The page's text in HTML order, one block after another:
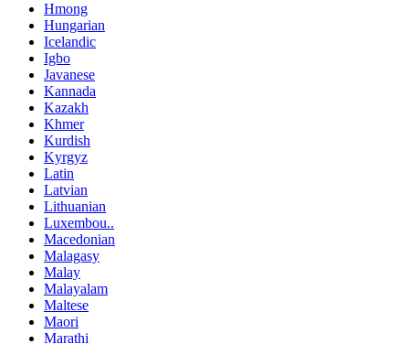
Hmong
Hungarian
Icelandic
Igbo
Javanese
Kannada
Kazakh
Khmer
Kurdish
Kyrgyz
Latin
Latvian
Lithuanian
Luxembou..
Macedonian
Malagasy
Malay
Malayalam
Maltese
Maori
Marathi